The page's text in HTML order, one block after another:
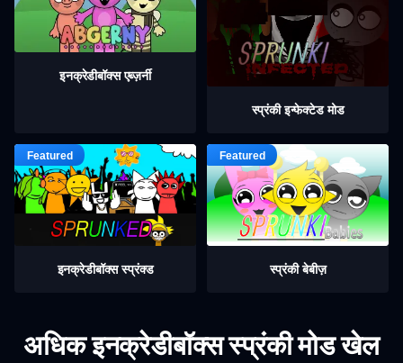
इनक्रेडीबॉक्स एब्ज़र्नी
स्प्रंकी इन्फेक्टेड मोड
इनक्रेडीबॉक्स स्प्रंक्ड स्प्रंकी बेबीज़
अधिक इनक्रेडीबॉक्स स्प्रंकी मोड खेल